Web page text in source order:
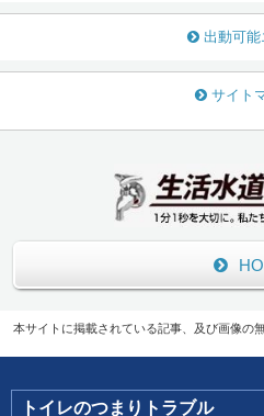
出動可能
サイト
本サイトに掲載されている記事、及び画像の
トイレのつまりトラブル